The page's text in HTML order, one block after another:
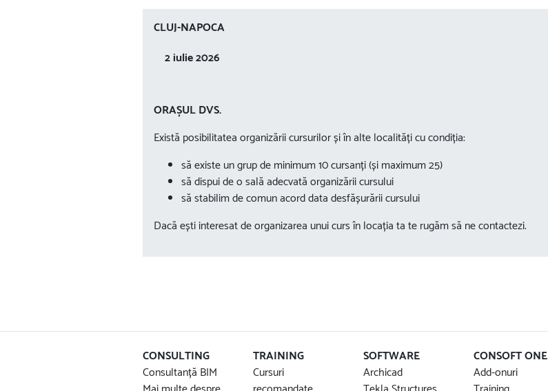
CLUJ-NAPOCA
2 iulie 2026
ORAȘUL DVS.
Există posibilitatea organizării cursurilor și în alte localități cu condiția:
să existe un grup de minimum 10 cursanți (și maximum 25)
să dispui de o sală adecvată organizării cursului
să stabilim de comun acord data desfășurării cursului
Dacă ești interesat de organizarea unui curs în locația ta te rugăm să ne contactezi.
CONSULTING
Consultanță BIM
TRAINING
Cursuri
SOFTWARE
Archicad
CONSOFT ONE
Add-onuri